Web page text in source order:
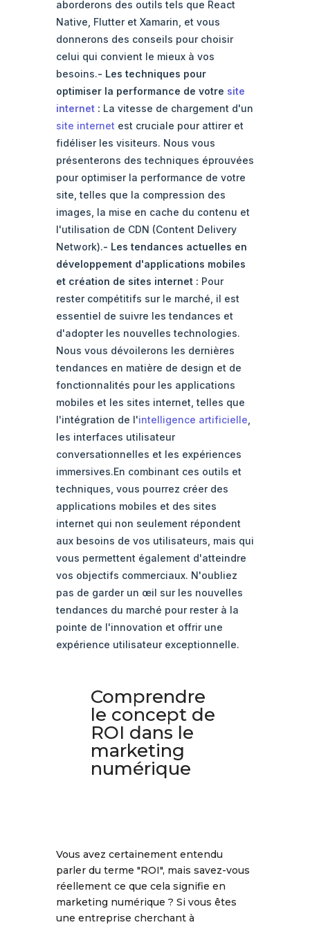
aborderons des outils tels que React
Native, Flutter et Xamarin, et vous
donnerons des conseils pour choisir
celui qui convient le mieux à vos
besoins.- Les techniques pour
optimiser la performance de votre site
internet: La vitesse de chargement d'un
site internet est cruciale pour attirer et
fidéliser les visiteurs. Nous vous
présenterons des techniques éprouvées
pour optimiser la performance de votre
site, telles que la compression des
images, la mise en cache du contenu et
l'utilisation de CDN (Content Delivery
Network).- Les tendances actuelles en
développement d'applications mobiles
et création de sites internet : Pour
rester compétitifs sur le marché, il est
essentiel de suivre les tendances et
d'adopter les nouvelles technologies.
Nous vous dévoilerons les dernières
tendances en matière de design et de
fonctionnalités pour les applications
mobiles et les sites internet, telles que
l'intégration de l'intelligence artificielle
les interfaces utilisateur
conversationnelles et les expériences
immersives.En combinant ces outils et
techniques, vous pourrez créer des
applications mobiles et des sites
internet qui non seulement répondent
aux besoins de vos utilisateurs, mais qui
vous permettent également d'atteindre
vos objectifs commerciaux. N'oubliez
pas de garder un œil sur les nouvelles
tendances du marché pour rester à la
pointe de l'innovation et offrir une
expérience utilisateur exceptionnelle.
Comprendre
le concept de
ROI dans le
marketing
numérique
Vous avez certainement entendu
parler du terme "ROI", mais savez-vous
réellement ce que cela signifie en
marketing numérique ? Si vous êtes
une entreprise cherchant à